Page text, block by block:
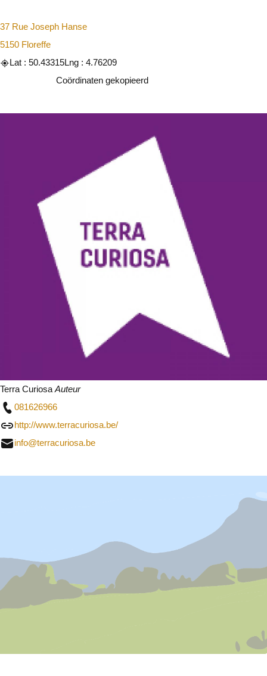
37 Rue Joseph Hanse
5150 Floreffe
Lat : 50.43315Lng : 4.76209
Coördinaten gekopieerd
Terra Curiosa Auteur
081626966
http://www.terracuriosa.be/
info@terracuriosa.be